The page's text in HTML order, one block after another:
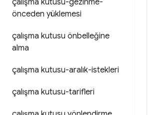
çalışma kutusu-gezinme-
önceden yüklemesi
çalışma kutusu önbelleğine
alma
çalışma kutusu-aralık-istekleri
çalışma kutusu-tarifleri